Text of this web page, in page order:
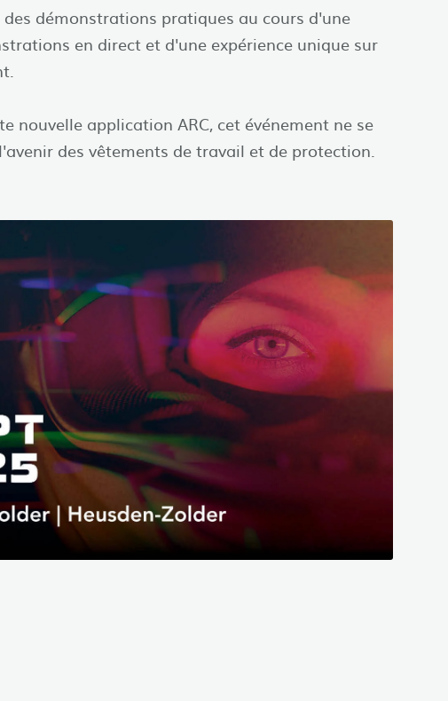
démonstrations pratiques au cours d'une
en direct et d'une expérience unique sur
nouvelle application ARC, cet événement ne se
des vêtements de travail et de protection.